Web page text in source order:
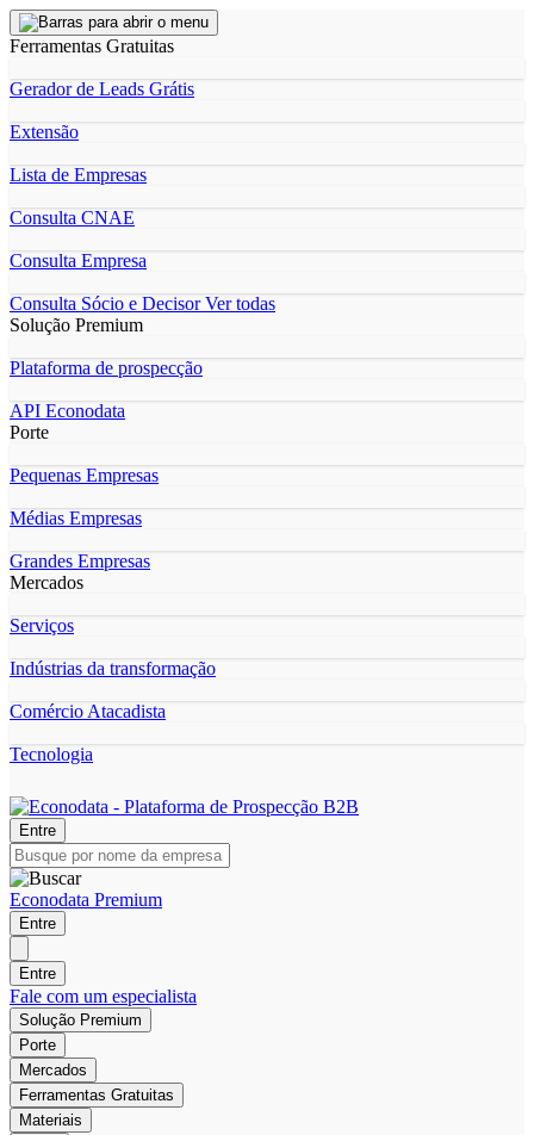
Ferramentas Gratuitas
Gerador de Leads Grátis
Extensão
Lista de Empresas
Consulta CNAE
Consulta Empresa
Consulta Sócio e DecisorVer todas
Solução Premium
Plataforma de prospecção
API Econodata
Porte
Pequenas Empresas
Médias Empresas
Grandes Empresas
Mercados
Serviços
Indústrias da transformação
Comércio Atacadista
Tecnologia
Entre
Econodata Premium
Entre
Entre
Fale com um especialista
Solução Premium
Porte
Mercados
Ferramentas Gratuitas
Materiais